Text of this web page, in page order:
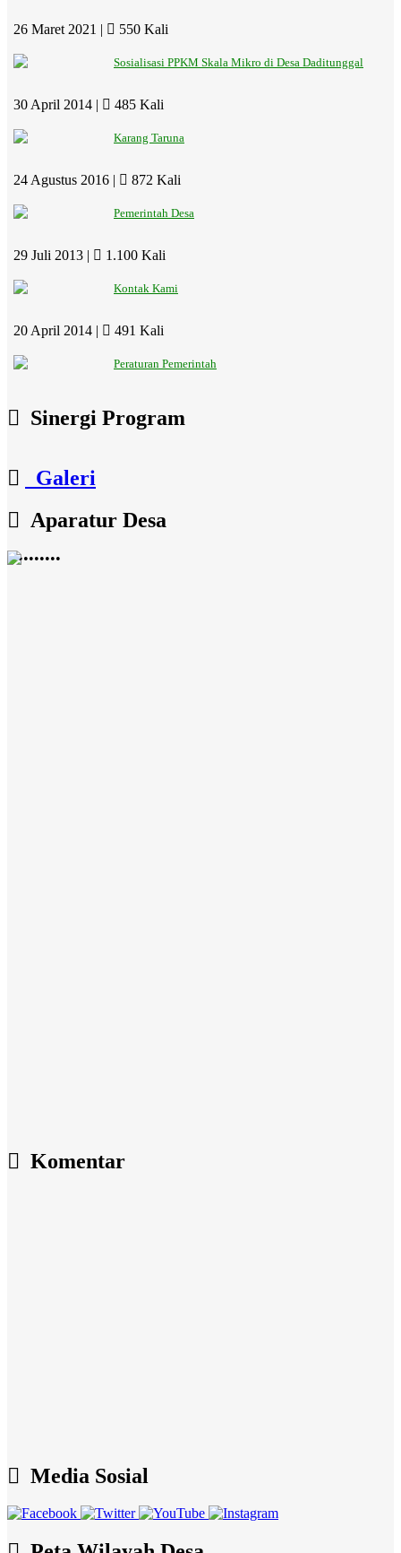
26 Maret 2021 | 550 Kali
Sosialisasi PPKM Skala Mikro di Desa Daditunggal
30 April 2014 | 485 Kali
Karang Taruna
24 Agustus 2016 | 872 Kali
Pemerintah Desa
29 Juli 2013 | 1.100 Kali
Kontak Kami
20 April 2014 | 491 Kali
Peraturan Pemerintah
Sinergi Program
Galeri
Aparatur Desa
••••••••••
Komentar
Media Sosial